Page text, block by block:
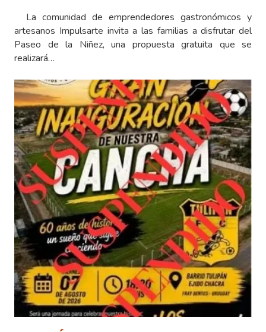
La comunidad de emprendedores gastronómicos y
artesanos Impulsarte invita a las familias a disfrutar del
Paseo de la Niñez, una propuesta gratuita que se
realizará…